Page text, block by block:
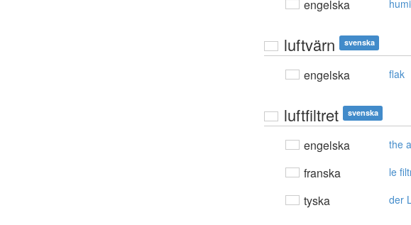
engelska
luftvärn svenska
engelska flak
luftfiltret svenska
engelska the
franska le
tyska der